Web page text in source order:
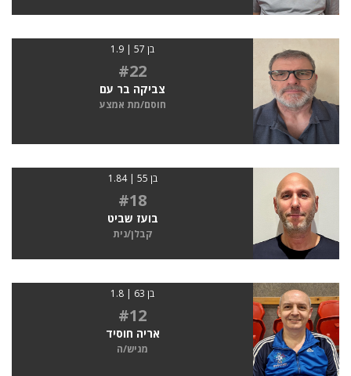
בן 57 | 1.9
#22
צביקה בר עם
חוסם/מת אמצע
בן 55 | 1.84
#18
בועז שביט
קבלן/נית
בן 63 | 1.8
#12
אריה חוסיד
מגיש/ה